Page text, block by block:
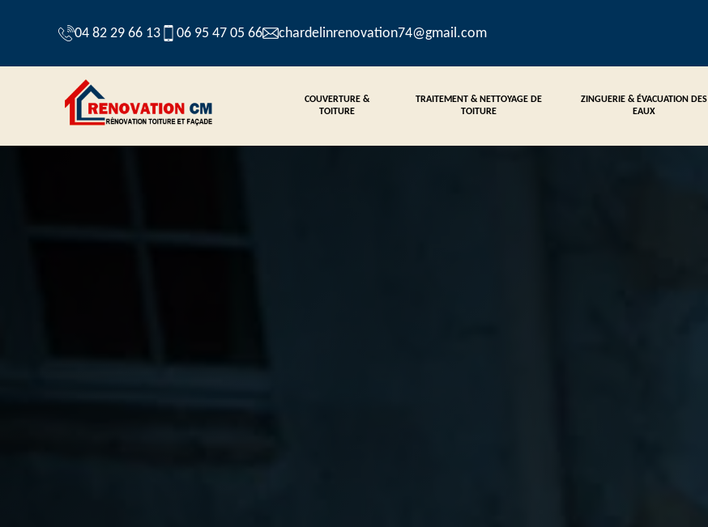
04 82 29 66 13 06 95 47 05 66 chardelinrenovation74@gmail.com
COUVERTURE &
TOITURE
TRAITEMENT & NETTOYAGE DE
TOITURE
ZINGUERIE & ÉVACUATION DES
EAUX